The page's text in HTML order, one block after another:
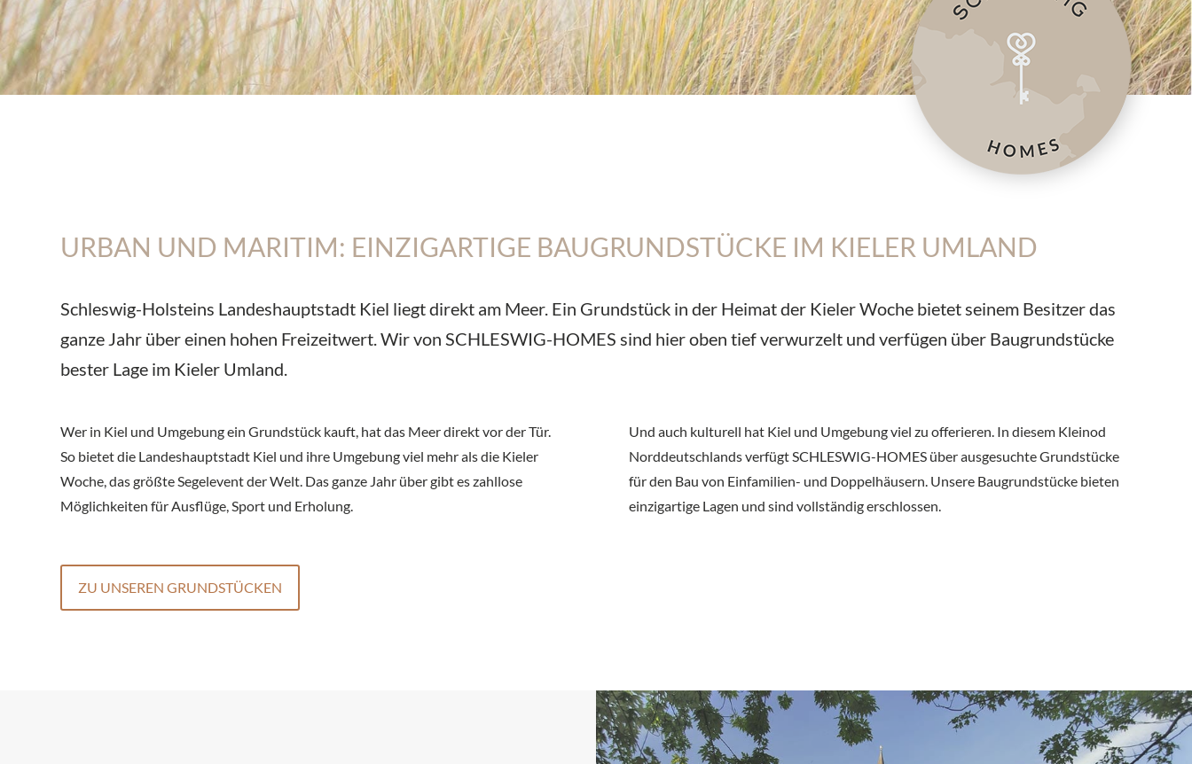
URBAN UND MARITIM: EINZIGARTIGE BAUGRUNDSTÜCKE IM KIELER UMLAND
Schleswig-Holsteins Landeshauptstadt Kiel liegt direkt am Meer. Ein Grundstück in der Heimat der Kieler Woche bietet seinem Besitzer das
ganze Jahr über einen hohen Freizeitwert. Wir von SCHLESWIG-HOMES sind hier oben tief verwurzelt und verfügen über Baugrundstücke
bester Lage im Kieler Umland.
Wer in Kiel und Umgebung ein Grundstück kauft, hat das Meer direkt vor der Tür.
So bietet die Landeshauptstadt Kiel und ihre Umgebung viel mehr als die Kieler
Woche, das größte Segelevent der Welt. Das ganze Jahr über gibt es zahllose
Möglichkeiten für Ausflüge, Sport und Erholung.
Und auch kulturell hat Kiel und Umgebung viel zu offerieren. In diesem Kleinod
Norddeutschlands verfügt SCHLESWIG-HOMES über ausgesuchte Grundstücke
für den Bau von Einfamilien- und Doppelhäusern. Unsere Baugrundstücke bieten
einzigartige Lagen und sind vollständig erschlossen.
ZU UNSEREN GRUNDSTÜCKEN